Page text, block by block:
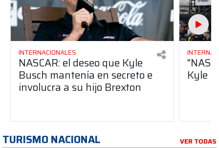
INTERNACIONALES
NASCAR: el deseo que Kyle
Busch mantenía en secreto e
involucra a su hijo Brexton
Kyle
TURISMO NACIONAL VER TODAS